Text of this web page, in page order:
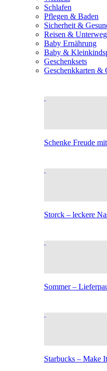
Schlafen
Pflegen & Baden
Sicherheit &
Reisen &
Baby Ernährung
Baby &
Geschenksets
Geschenkkarten &
Schenke Freude
Storck – leckere
Sommer –
Starbucks – Make